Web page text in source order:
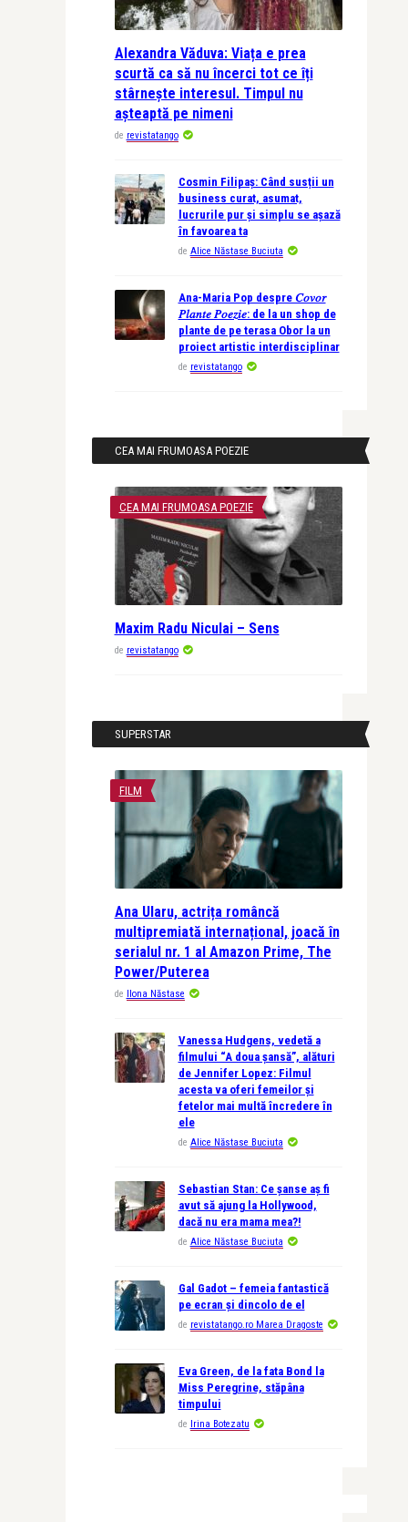
Alexandra Văduva: Viața e prea
scurtă ca să nu încerci tot ce îți
stârnește interesul. Timpul nu
așteaptă pe nimeni
de revistatango
Cosmin Filipaș: Când susții un
business curat, asumat,
lucrurile pur și simplu se așază
în favoarea ta
de Alice Năstase Buciuta
Ana-Maria Pop despre 𝐶𝑜𝑣𝑜𝑟
𝑃𝑙𝑎𝑛𝑡𝑒 𝑃𝑜𝑒𝑧𝑖𝑒: de la un shop de
plante de pe terasa Obor la un
proiect artistic interdisciplinar
de revistatango
CEA MAI FRUMOASA POEZIE
CEA MAI FRUMOASA POEZIE
Maxim Radu Niculai – Sens
de revistatango
SUPERSTAR
FILM
Ana Ularu, actrița româncă
multipremiată internațional, joacă în
serialul nr. 1 al Amazon Prime, The
Power/Puterea
de Ilona Năstase
Vanessa Hudgens, vedetă a
filmului “A doua șansă”, alături
de Jennifer Lopez: Filmul
acesta va oferi femeilor și
fetelor mai multă încredere în
ele
de Alice Năstase Buciuta
Sebastian Stan: Ce șanse aș fi
avut să ajung la Hollywood,
dacă nu era mama mea?!
de Alice Năstase Buciuta
Gal Gadot – femeia fantastică
pe ecran și dincolo de el
de revistatango.ro Marea Dragoste
Eva Green, de la fata Bond la
Miss Peregrine, stăpâna
timpului
de Irina Botezatu